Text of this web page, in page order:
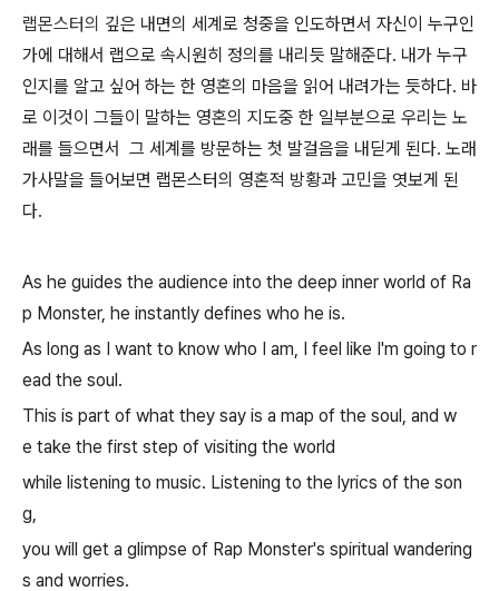
랩몬스터의 깊은 내면의 세계로 청중을 인도하면서 자신이 누구인
가에 대해서 랩으로 속시원히 정의를 내리듯 말해준다. 내가 누구
인지를 알고 싶어 하는 한 영혼의 마음을 읽어 내려가는 듯하다. 바
로 이것이 그들이 말하는 영혼의 지도중 한 일부분으로 우리는 노
래를 들으면서 그 세계를 방문하는 첫 발걸음을 내딛게 된다. 노래
가사말을 들어보면 랩몬스터의 영혼적 방황과 고민을 엿보게 된
다.
As he guides the audience into the deep inner world of Ra
p Monster, he instantly defines who he is.
As long as I want to know who I am, I feel like I'm going to r
ead the soul.
This is part of what they say is a map of the soul, and w
e take the first step of visiting the world
while listening to music. Listening to the lyrics of the son
g,
you will get a glimpse of Rap Monster's spiritual wandering
s and worries.